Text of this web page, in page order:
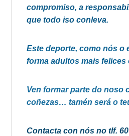
compromiso, a
que todo iso conleva.
Este deporte, como nós o
forma adultos mais felices
Ven formar parte do noso
coñezas… tamén será o
Contacta con nós no tlf.